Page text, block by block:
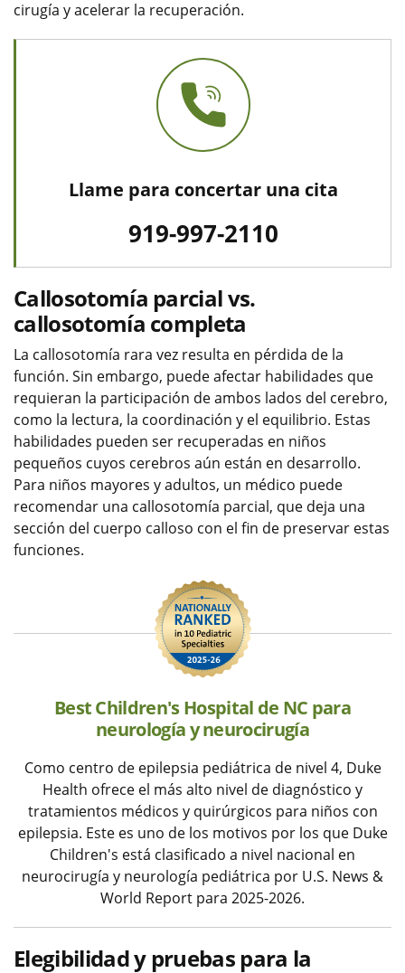
cirugía y acelerar la recuperación.
Llame para concertar una cita
919-997-2110
Callosotomía parcial vs.
callosotomía completa
La callosotomía rara vez resulta en pérdida de la
función. Sin embargo, puede afectar habilidades que
requieran la participación de ambos lados del cerebro,
como la lectura, la coordinación y el equilibrio. Estas
habilidades pueden ser recuperadas en niños
pequeños cuyos cerebros aún están en desarrollo.
Para niños mayores y adultos, un médico puede
recomendar una callosotomía parcial, que deja una
sección del cuerpo calloso con el fin de preservar estas
funciones.
Best Children's Hospital de NC para
neurología y neurocirugía
Como centro de epilepsia pediátrica de nivel 4, Duke
Health ofrece el más alto nivel de diagnóstico y
tratamientos médicos y quirúrgicos para niños con
epilepsia. Este es uno de los motivos por los que Duke
Children's está clasificado a nivel nacional en
neurocirugía y neurología pediátrica por U.S. News &
World Report para 2025-2026.
Elegibilidad y pruebas para la